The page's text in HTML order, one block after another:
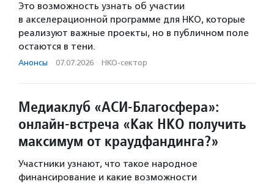
Это возможность узнать об участии
в акселерационной программе для НКО, которые
реализуют важные проекты, но в публичном поле
остаются в тени.
Анонсы · 07.07.2026 · НКО-сектор
Медиаклуб «АСИ-Благосфера»:
онлайн-встреча «Как НКО получить
максимум от краудфандинга?»
Участники узнают, что такое народное
финансирование и какие возможности